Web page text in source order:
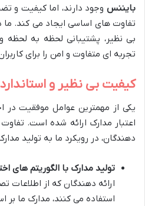
بایننس وجود دارند، اما کیفیت و
تفاوت های اساسی ایجاد می کند. ما
بی نظیر، پشتیبانی لحظه به
تجربه ای متفاوت و امن را برای
کیفیت بی نظیر و
یکی از مهمترین عوامل موفقیت در
اعتبار مدارک ارائه شده است.
دهندگان، در رویکرد ما به تولید
تولید مدارک با الگوریتم های
ارائه دهندگان که از اطلاعات
استفاده می کنند، مدارک ما بر